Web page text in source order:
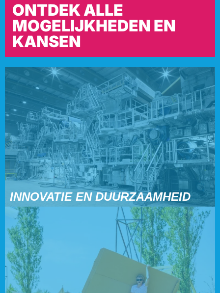
ONTDEK ALLE
MOGELIJKHEDEN EN
KANSEN
INNOVATIE EN DUURZAAMHEID